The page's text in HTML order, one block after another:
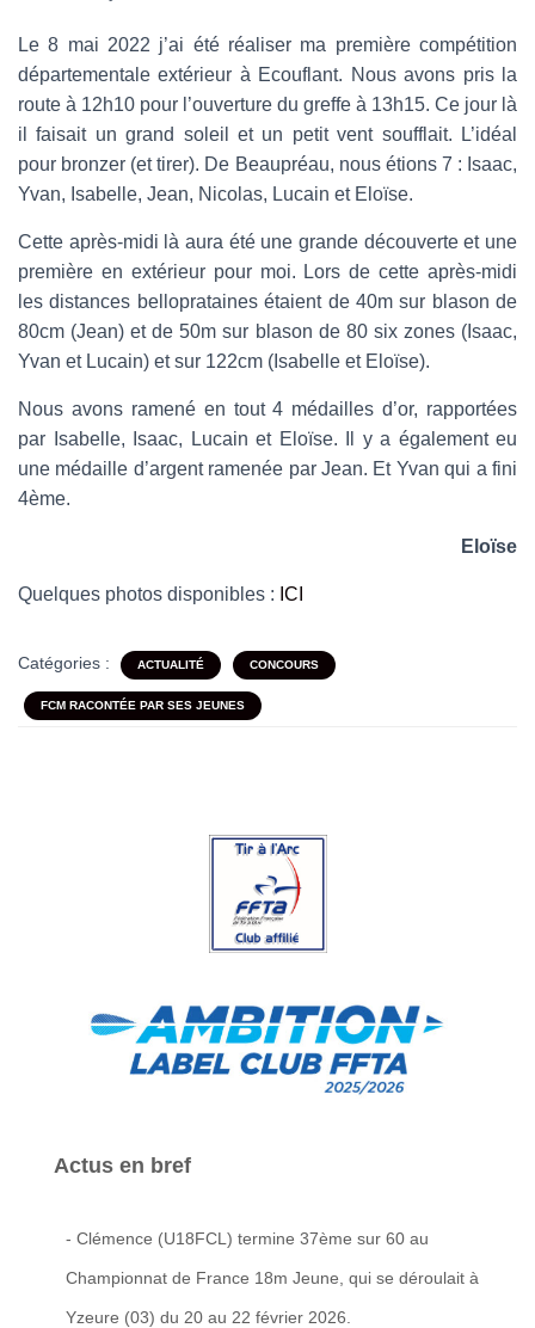
Le 8 mai 2022 j’ai été réaliser ma première compétition
départementale extérieur à Ecouflant. Nous avons pris la
route à 12h10 pour l’ouverture du greffe à 13h15. Ce jour là
il faisait un grand soleil et un petit vent soufflait. L’idéal
pour bronzer (et tirer). De Beaupréau, nous étions 7 : Isaac,
Yvan, Isabelle, Jean, Nicolas, Lucain et Eloïse.
Cette après-midi là aura été une grande découverte et une
première en extérieur pour moi. Lors de cette après-midi
les distances belloprataines étaient de 40m sur blason de
80cm (Jean) et de 50m sur blason de 80 six zones (Isaac,
Yvan et Lucain) et sur 122cm (Isabelle et Eloïse).
Nous avons ramené en tout 4 médailles d’or, rapportées
par Isabelle, Isaac, Lucain et Eloïse. Il y a également eu
une médaille d’argent ramenée par Jean. Et Yvan qui a fini
4ème.
Eloïse
Quelques photos disponibles : ICI
Catégories : ACTUALITÉ CONCOURS
FCM RACONTÉE PAR SES JEUNES
Actus en bref
- Clémence (U18FCL) termine 37ème sur 60 au
Championnat de France 18m Jeune, qui se déroulait à
Yzeure (03) du 20 au 22 février 2026.